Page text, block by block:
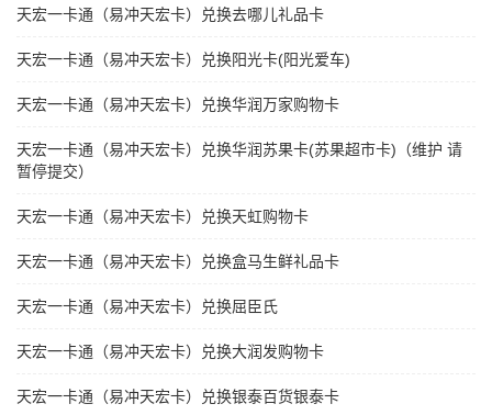
天宏一卡通（易冲天宏卡）兑换去哪儿礼品卡
天宏一卡通（易冲天宏卡）兑换阳光卡(阳光爱车)
天宏一卡通（易冲天宏卡）兑换华润万家购物卡
天宏一卡通（易冲天宏卡）兑换华润苏果卡(苏果超市卡)（维护 请
暂停提交）
天宏一卡通（易冲天宏卡）兑换天虹购物卡
天宏一卡通（易冲天宏卡）兑换盒马生鲜礼品卡
天宏一卡通（易冲天宏卡）兑换屈臣氏
天宏一卡通（易冲天宏卡）兑换大润发购物卡
天宏一卡通（易冲天宏卡）兑换银泰百货银泰卡